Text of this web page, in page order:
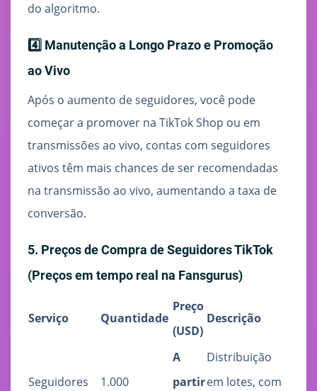
do algoritmo.
4️⃣ Manutenção a Longo Prazo e Promoção
ao Vivo
Após o aumento de seguidores, você pode
começar a promover na TikTok Shop ou em
transmissões ao vivo, contas com seguidores
ativos têm mais chances de ser recomendadas
na transmissão ao vivo, aumentando a taxa de
conversão.
5. Preços de Compra de Seguidores TikTok
(Preços em tempo real na Fansgurus)
Serviço Quantidade
Preço
(USD)
Descrição
Seguidores
1.000
A
partir
Distribuição
em lotes, com